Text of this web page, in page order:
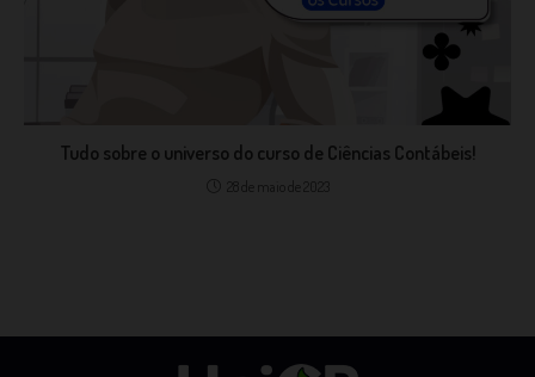
Tudo sobre o universo do curso de Ciências Contábeis!
28 de maio de 2023